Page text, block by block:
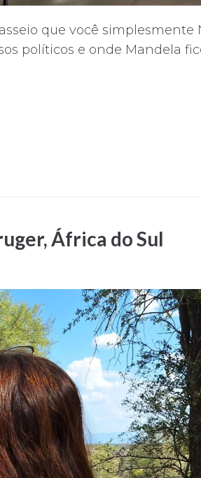
que você simplesmente
e onde Mandela
África do Sul